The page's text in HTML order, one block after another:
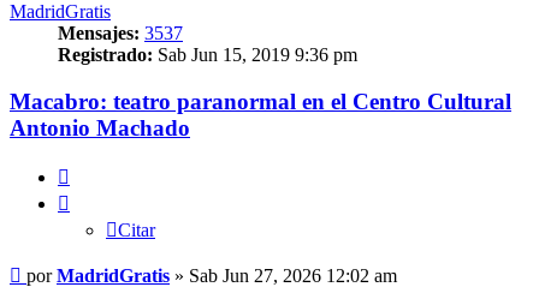
MadridGratis
Mensajes: 3537
Registrado: Sab Jun 15, 2019 9:36 pm
Macabro: teatro paranormal en el Centro Cultural
Antonio Machado
Citar
Mensaje
porMadridGratis » Sab Jun 27, 2026 12:02 am